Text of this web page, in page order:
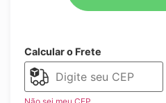
Calcular o Frete